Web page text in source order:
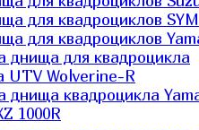
для квадроциклов SYM
для квадроциклов
днища для квадроцикла
UTV Wolverine-R
днища квадроцикла
1000R